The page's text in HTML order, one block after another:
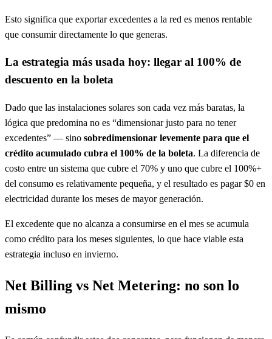
Esto significa que exportar excedentes a la red es menos rentable
que consumir directamente lo que generas.
La estrategia más usada hoy: llegar al 100% de
descuento en la boleta
Dado que las instalaciones solares son cada vez más baratas, la
lógica que predomina no es “dimensionar justo para no tener
excedentes” — sino sobredimensionar levemente para que el
crédito acumulado cubra el 100% de la boleta. La diferencia de
costo entre un sistema que cubre el 70% y uno que cubre el 100%+
del consumo es relativamente pequeña, y el resultado es pagar $0 en
electricidad durante los meses de mayor generación.
El excedente que no alcanza a consumirse en el mes se acumula
como crédito para los meses siguientes, lo que hace viable esta
estrategia incluso en invierno.
Net Billing vs Net Metering: no son lo
mismo